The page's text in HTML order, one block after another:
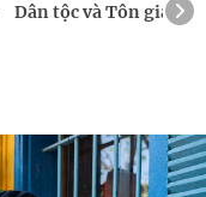
Dân tộc và Tôn giáo